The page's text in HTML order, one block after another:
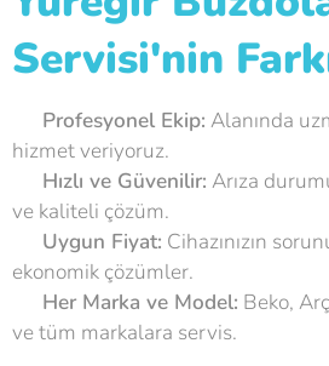
Servisi'nin
Profesyonel Ekip: Alanında
hizmet veriyoruz.
Hızlı ve Güvenilir: Arıza
ve kaliteli çözüm.
Uygun Fiyat: Cihazınızın
ekonomik çözümler.
Her Marka ve Model: Beko,
ve tüm markalara servis.